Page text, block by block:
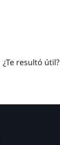
¿Te resultó útil?